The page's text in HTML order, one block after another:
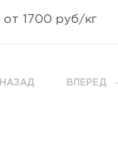
от 1700 руб/кг
НАЗАД ВПЕРЕД